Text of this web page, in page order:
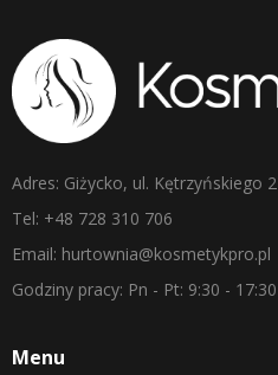
Adres: Giżycko, ul. Kętrzyńskiego 2
Tel: +48 728 310 706
Email: hurtownia@kosmetykpro.pl
Godziny pracy: Pn - Pt: 9:30 - 17:30
Menu